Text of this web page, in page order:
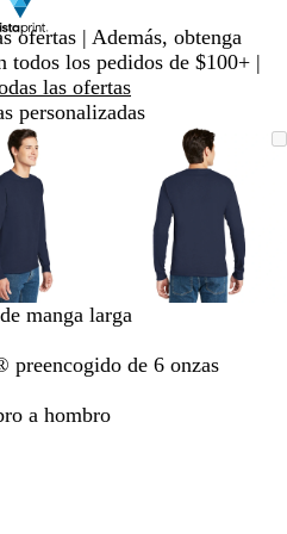
ofertas | Además, obtenga
todos los pedidos de $100+ |
las ofertas
personalizadas
Imagen
ampliable
con
zoom
Ampliado
al
mínimo
Haga
clic
para
expandir
Use
la
tecla
más
(+)
y
menos
para
con
Imagen
ampliable
zoom
Ampliado
al
mínimo
Haga
clic
para
expandir
Use
la
tecla
más
y
para
manga larga
de 6 onzas
a hombro